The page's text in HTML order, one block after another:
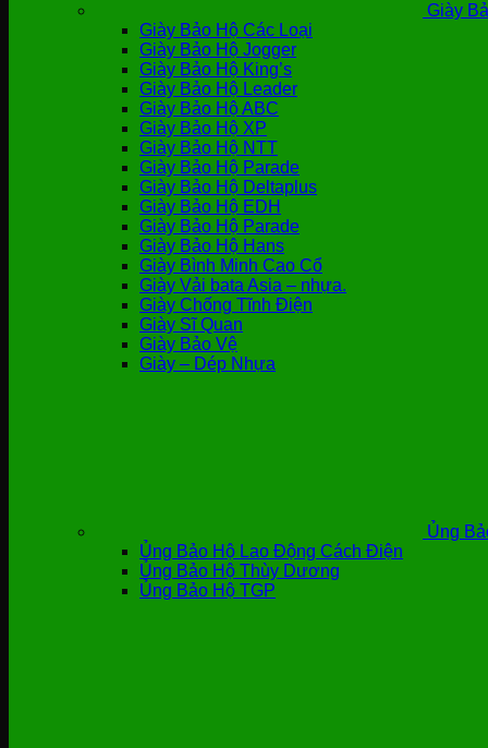
Giày
Giày Bảo Hộ Các Loại
Giày Bảo Hộ Jogger
Giày Bảo Hộ King’s
Giày Bảo Hộ Leader
Giày Bảo Hộ ABC
Giày Bảo Hộ XP
Giày Bảo Hộ NTT
Giày Bảo Hộ Parade
Giày Bảo Hộ Deltaplus
Giày Bảo Hộ EDH
Giày Bảo Hộ Parade
Giày Bảo Hộ Hans
Giày Bình Minh Cao Cổ
Giày Vải bata Asia – nhựa.
Giày Chống Tĩnh Điện
Giày Sĩ Quan
Giày Bảo Vệ
Giày – Dép Nhựa
Ủng
Ủng Bảo Hộ Lao Động Cách Điện
Ủng Bảo Hộ Thùy Dương
Ủng Bảo Hộ TGP